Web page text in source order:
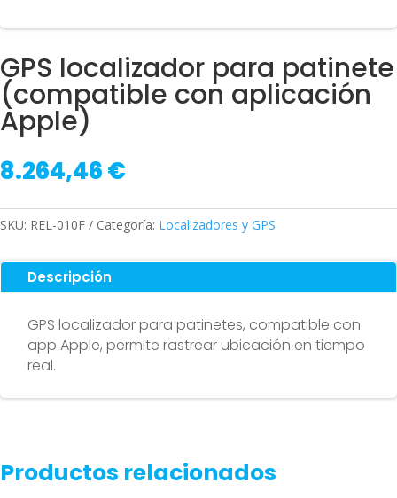
GPS localizador para patinete
(compatible con aplicación
Apple)
8.264,46€
SKU: REL-010F Categoría: Localizadores y GPS
Descripción
GPS localizador para patinetes, compatible con
app Apple, permite rastrear ubicación en tiempo
real.
Productos relacionados